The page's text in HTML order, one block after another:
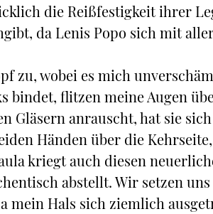
die Reißfestigkeit ihrer
da Lenis Popo sich mit
zu, wobei es mich
bindet, flitzen meine Augen
Gläsern anrauscht, hat sie
Händen über die
kriegt auch diesen
abstellt. Wir setzen
mein Hals sich ziemlich